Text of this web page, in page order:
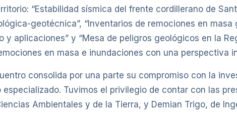
“Estabilidad sísmica del frente cordillerano de
geotécnica”, “Inventarios de remociones en
aplicaciones” y “Mesa de peligros geológicos en la
en masa e inundaciones con una perspectiva
consolida por una parte su compromiso con la
Tuvimos el privilegio de contar con las
Ambientales y de la Tierra, y Demian Trigo, de